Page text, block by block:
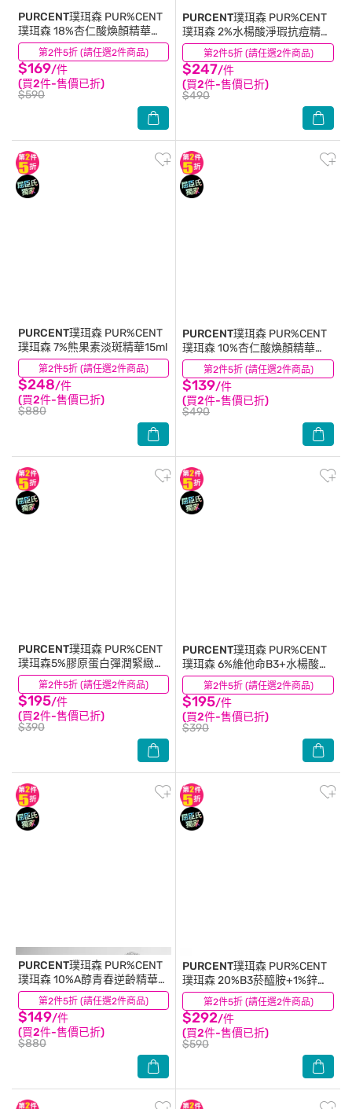
第2件5折 (請任選2件商品)
PURCENT璞珥森 PUR%CENT
璞珥森 18%杏仁酸煥顏精華
30ml
$169/件
(買2件-售價已折)
$590
(8) 第2件5折 (請任選2件商品)
PURCENT璞珥森 PUR%CENT
璞珥森 2%水楊酸淨瑕抗痘精華
30ml
$247/件
(買2件-售價已折)
$490
(16)
第2件5折 (請任選2件商品)
PURCENT璞珥森 PUR%CENT
璞珥森 7%熊果素淡斑精華15ml
$248/件
(買2件-售價已折)
$880
(6) 第2件5折 (請任選2件商品)
PURCENT璞珥森 PUR%CENT
璞珥森 10%杏仁酸煥顏精華
30ml
$139/件
(買2件-售價已折)
$490
(8)
第2件5折 (請任選2件商品)
PURCENT璞珥森 PUR%CENT
璞珥森5%膠原蛋白彈潤緊緻精
華30ml
$195/件
(買2件-售價已折)
$390
(2) 第2件5折 (請任選2件商品)
PURCENT璞珥森 PUR%CENT
璞珥森 6%維他命B3+水楊酸淨
痘精華15ml
$195/件
(買2件-售價已折)
$390
(22)
第2件5折 (請任選2件商品)
PURCENT璞珥森 PUR%CENT
璞珥森 10%A醇青春逆齡精華
15ml
$149/件
(買2件-售價已折)
$880
(5) 第2件5折 (請任選2件商品)
PURCENT璞珥森 PUR%CENT
璞珥森 20%B3菸醯胺+1%鋅煥
亮毛孔緊緻精華30ml
$292/件
(買2件-售價已折)
$590
(4)